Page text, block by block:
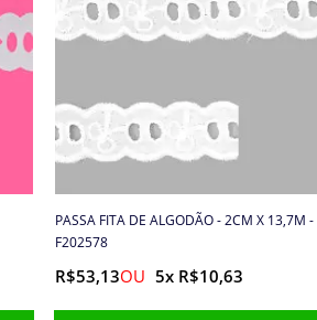
PASSA FITA DE ALGODÃO - 2CM X 13,7M
F202578
R$53,13 5x R$10,63